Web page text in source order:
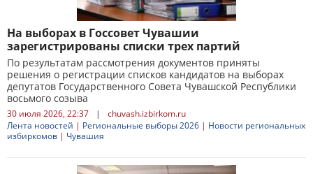
На выборах в Госсовет Чувашии
зарегистрированы списки трех партий
По результатам рассмотрения документов приняты
решения о регистрации списков кандидатов на выборах
депутатов Государственного Совета Чувашской Республики
восьмого созыва
30 июля 2026, 22:37 |
chuvash.izbirkom.ru
Лента новостей | Региональные выборы 2026 | Новости региональных
избиркомов | Чувашия